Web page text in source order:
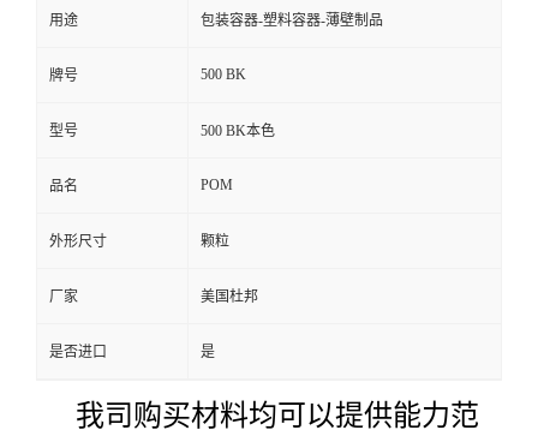
用途 包装容器-塑料容器-薄壁制品
牌号 500 BK
型号 500 BK本色
品名 POM
外形尺寸 颗粒
厂家 美国杜邦
是否进口 是
我司购买材料均可以提供能力范